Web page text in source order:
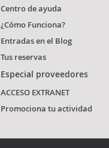
Centro de ayuda
¿Cómo Funciona?
Entradas en el Blog
Tus reservas
Especial proveedores
ACCESO EXTRANET
Promociona tu actividad